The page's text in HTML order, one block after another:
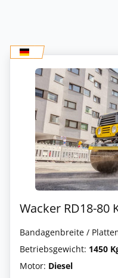
Wacker RD18-80
Bandagenbreite /
Betriebsgewicht: 1450
Motor: Diesel